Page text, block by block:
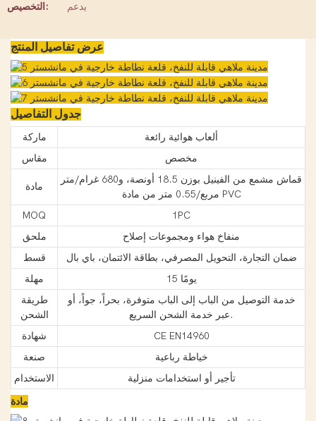
التخصيص:
يدعم
عرض تفاصيل المنتج
جدول التفاصيل
ماركة
ألعاب هوائية رائعة
مقاس
مخصص
مادة
قماش مشمع من الفينيل بوزن 18.5 أونصة، و680 غرام/متر
مربع/0.55 متر من مادة PVC
MOQ
1PC
ملحق
منفاخ هواء ومجموعات إصلاح
قسط
ضمان التجارة، التحويل المصرفي، بطاقة الائتمان، باي بال
مهلة
15 يومًا
طريقة
الشحن
خدمة التوصيل من الباب إلى الباب متوفرة، بحراً، جواً، أو
عبر خدمة الشحن السريع.
شهادة
CE EN14960
صنعة
خياطة رباعية
الاستخدام
تأجير أو استخدامات منزلية
مادة